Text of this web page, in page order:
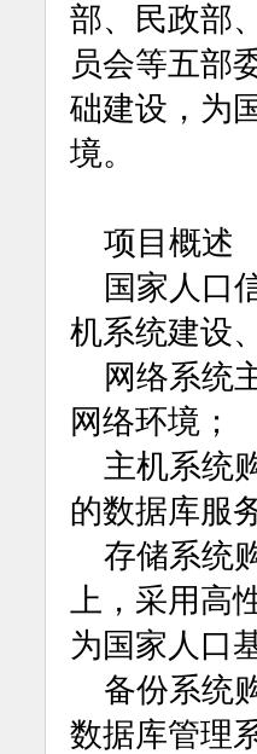
部、民政部
员会等五部
础建设，为
境。
项目概述
国家人口
机系统建设
网络系统
网络环境；
主机系统
的数据库服
存储系统
上，采用高
为国家人口
备份系统
数据库管理